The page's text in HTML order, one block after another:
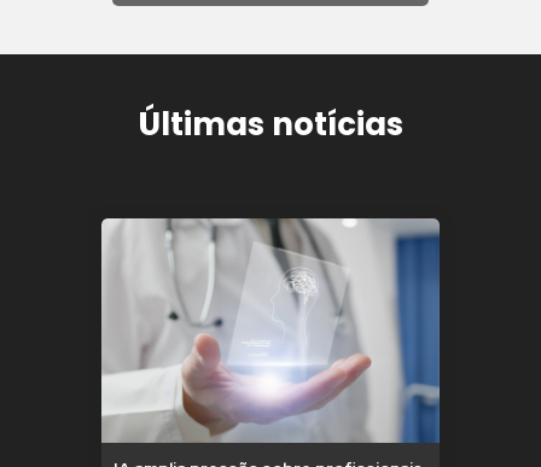
Últimas notícias